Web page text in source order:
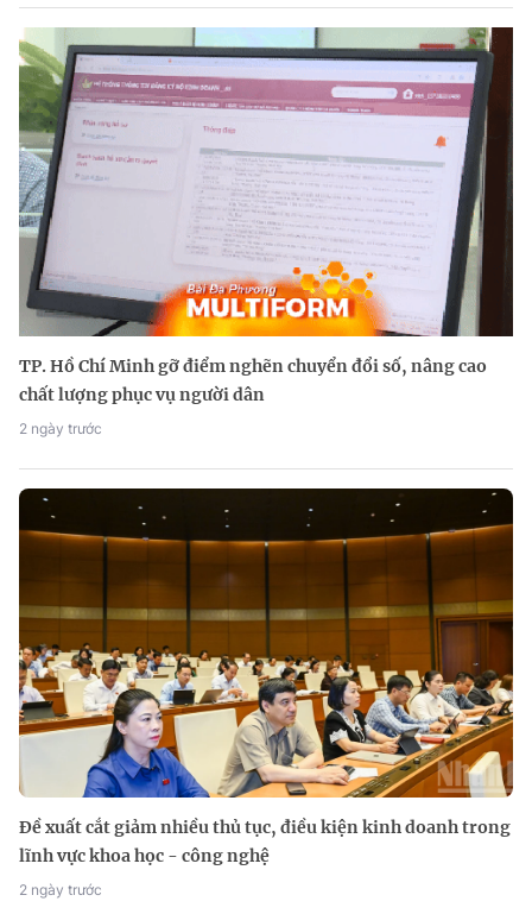
TP. Hồ Chí Minh gỡ điểm nghẽn chuyển đổi số, nâng cao
chất lượng phục vụ người dân
2 ngày trước
Đề xuất cắt giảm nhiều thủ tục, điều kiện kinh doanh trong
lĩnh vực khoa học - công nghệ
2 ngày trước